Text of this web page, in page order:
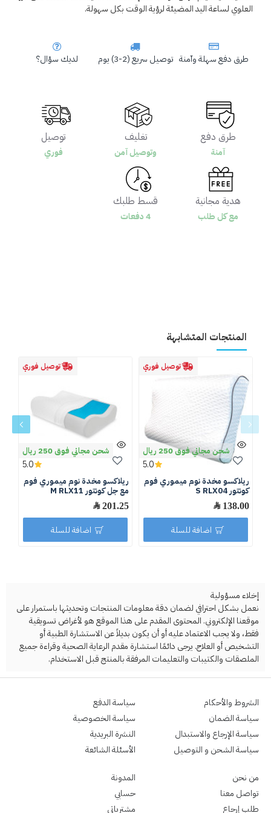
طرق دفع سهلة وآمنة توصيل سريع (2-3) يوم لديك سؤال؟
العلوي لساعة اليد المضيئة لرؤية الوقت بكل سهولة.
طرق دفع
آمنة
تغليف
وتوصيل آمن
توصيل
فوري
هدية مجانية
مع كل طلب
قسط طلبك
4 دفعات
المنتجات المتشابهة
توصيل فوري
شحن مجاني فوق 250 ريال
ريلاكسو مخدة نوم ميموري فوم
كونتور S RLX04
138.00 ﷼
5.0
اضافة للسلة
توصيل فوري
شحن مجاني فوق 250 ريال
ريلاكسو مخدة نوم ميموري فوم
مع جل كونتور M RLX11
201.25 ﷼
5.0
اضافة للسلة
إخلاء مسؤولية
نعمل بشكل احترافي لضمان دقة معلومات المنتجات وتحديثها باستمرار على
موقعنا الإلكتروني. المحتوى المقدم على هذا الموقع هو لأغراض تسويقية
فقط، ولا يجب الاعتماد عليه أو أن يكون بديلاً عن الاستشارة الطبية أو
التشخيص أو العلاج. يرجى دائمًا استشارة مقدم الرعاية الصحية وقراءة جميع
الملصقات والكتيبات والتعليمات المرفقة بالمنتج قبل الاستخدام.
الشروط والأحكام
سياسة الضمان
سياسة الإرجاع والاستبدال
سياسة الشحن و التوصيل
سياسة الدفع
سياسة الخصوصية
النشرة البريدية
الأسئلة الشائعة
من نحن
تواصل معنا
طلب إرجاع
المدونة
حسابي
مشترياتي